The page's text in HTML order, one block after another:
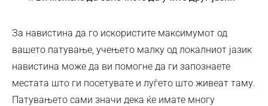
За навистина да го искористите максимумот од
вашето патување, учењето малку од локалниот јазик
навистина може да ви помогне да ги запознаете
местата што ги посетувате и луѓето што живеат таму.
Патувањето сами значи дека ќе имате многу